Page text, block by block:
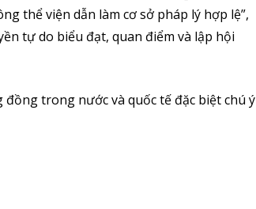
thể viện dẫn làm cơ sở pháp lý hợp lệ”,
tự do biểu đạt, quan điểm và lập hội
trong nước và quốc tế đặc biệt chú ý